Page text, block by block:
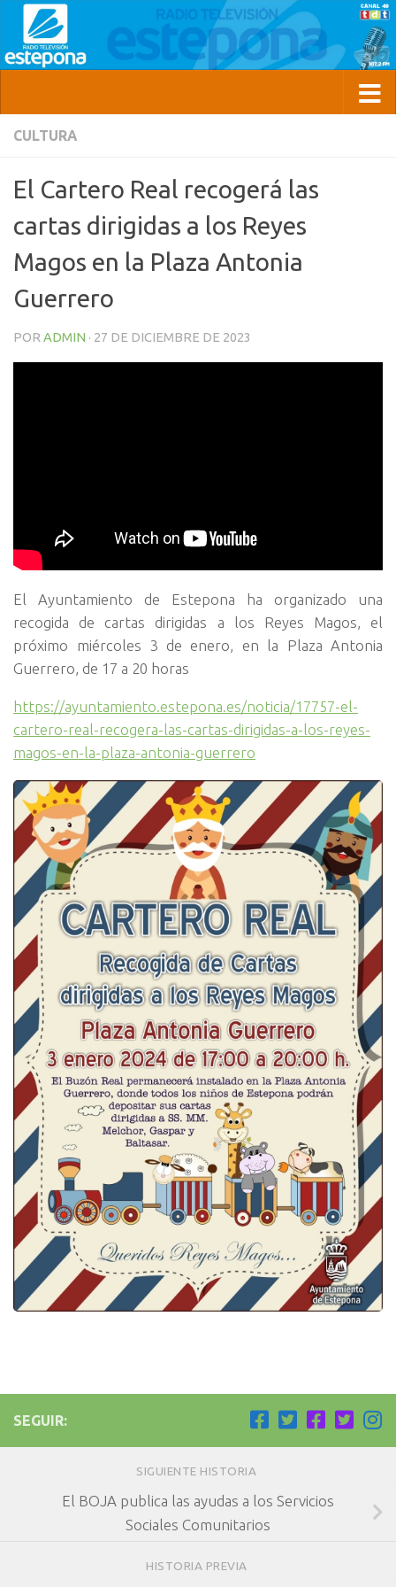
CULTURA
El Cartero Real recogerá las
cartas dirigidas a los Reyes
Magos en la Plaza Antonia
Guerrero
POR ADMIN · 27 DE DICIEMBRE DE 2023
El Ayuntamiento de Estepona ha organizado una
recogida de cartas dirigidas a los Reyes Magos, el
próximo miércoles 3 de enero, en la Plaza Antonia
Guerrero, de 17 a 20 horas
https://ayuntamiento.estepona.es/noticia/17757-el-
cartero-real-recogera-las-cartas-dirigidas-a-los-reyes-
magos-en-la-plaza-antonia-guerrero
SEGUIR:
SIGUIENTE HISTORIA
El BOJA publica las ayudas a los Servicios
Sociales Comunitarios
HISTORIA PREVIA